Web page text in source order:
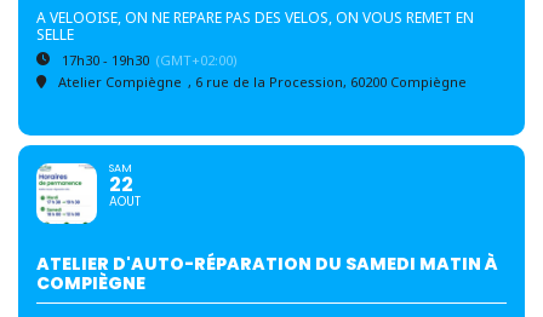
A VELOOISE, ON NE REPARE PAS DES VELOS, ON VOUS REMET EN
SELLE
17h30 - 19h30 (GMT+02:00)
Atelier Compiègne , 6 rue de la Procession, 60200 Compiègne
SAM
22
AOUT
ATELIER D'AUTO-RÉPARATION DU SAMEDI MATIN À
COMPIÈGNE